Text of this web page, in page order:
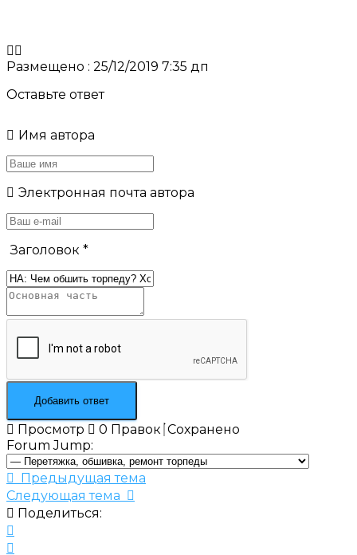
Размещено : 25/12/2019 7:35 дп
Оставьте ответ
Имя автора
Электронная почта автора
Заголовок *
Просмотр 0 Правок Сохранено
Forum Jump:
Предыдущая тема
Следующая тема
Поделиться: